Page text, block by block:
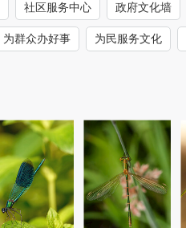
社区服务中心 政府文化墙
为群众办好事 为民服务文化